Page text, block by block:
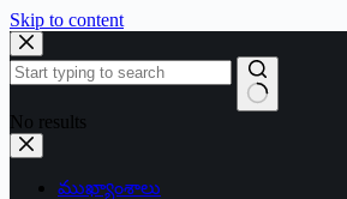
Skip to content
No results
ముఖ్యాంశాలు